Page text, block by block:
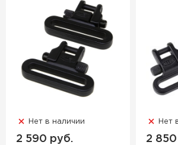
Нет в наличии
2 590 руб.
Нет
2